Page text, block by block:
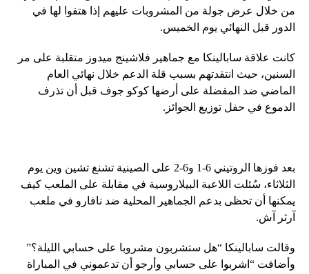
من خلال عرض جولة من المشروبات عليهم إذا هتفوا لها في
الدور قبل النهائي يوم الخميس.
كانت علاقة سابالينكا مع جماهير فلاشينج ميدوز متقلبة على مر
السنين، حيث انتقدتهم بسبب قلة الدعم خلال نهائي العام
الماضي ضد المفضلة على أرضها كوكو جوف قبل أن تذرف
الدموع في حفل توزيع الجوائز.
بعد فوزها الروتيني 6-1 و6-2 على الصينية تشنغ تشين وين يوم
الثلاثاء، سُئلت اللاعبة البيلاروسية في مقابلة على الملعب كيف
يمكنها أن تحظى بدعم الجماهير المحلية ضد نافارو في ملعب
آرثر آش.
وقالت سابالينكا “هل ستشربون مشروبا على حسابي الليلة؟”
وأضافت “اشربوا على حسابي وأرجو أن تدعموني في المباراة